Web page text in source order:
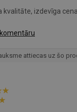
kvalitāte, izdevīga
attiecas uz šo